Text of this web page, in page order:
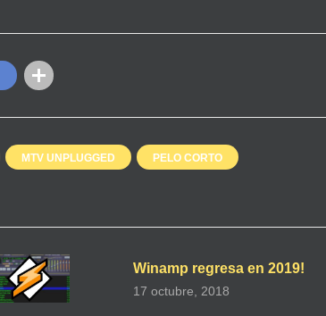
MTV UNPLUGGED PELO CORTO
Winamp regresa en 2019!
17 octubre, 2018